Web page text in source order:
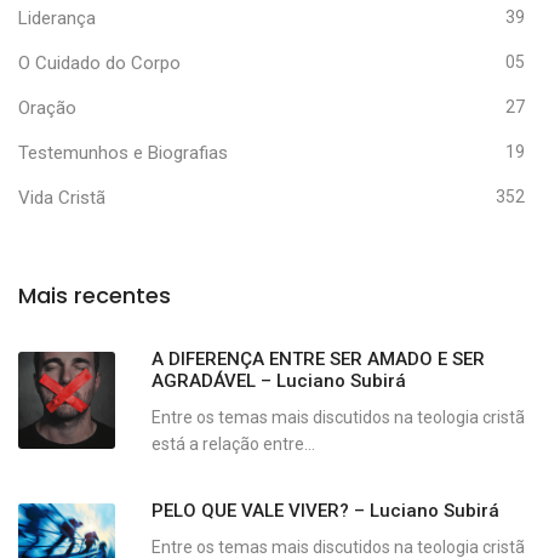
Liderança 39
O Cuidado do Corpo 05
Oração 27
Testemunhos e Biografias 19
Vida Cristã 352
Mais recentes
A DIFERENÇA ENTRE SER AMADO E SER
AGRADÁVEL – Luciano Subirá
Entre os temas mais discutidos na teologia cristã
está a relação entre...
PELO QUE VALE VIVER? – Luciano Subirá
Entre os temas mais discutidos na teologia cristã